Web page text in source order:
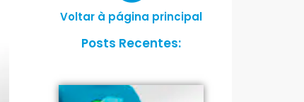
Voltar à página principal
Posts Recentes: